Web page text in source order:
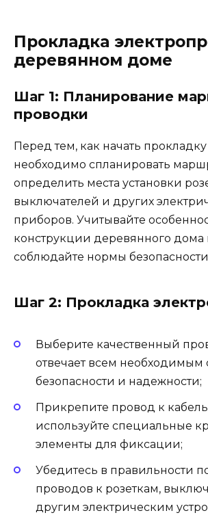
Прокладка
деревянном доме
Шаг 1: Планирование
проводки
Перед тем, как начать
необходимо спланировать
определить места установки
выключателей и других
приборов. Учитывайте
конструкции деревянного дома
соблюдайте нормы
Шаг 2: Прокладка
Выберите качественный
отвечает всем необходимым
безопасности и надежности;
Прикрепите провод к
используйте специальные
элементы для фиксации;
Убедитесь в правильности
проводов к розеткам,
другим электрическим